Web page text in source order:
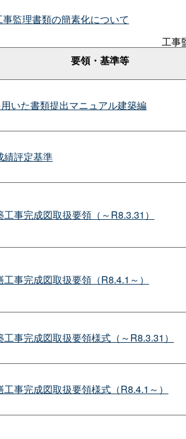
監理書類の簡素化について
工事
要領・基準等
いた書類提出マニュアル建築編
績評定基準
事完成図取扱要領（～R8.3.31）
事完成図取扱要領（R8.4.1～）
事完成図取扱要領様式（～R8.3.31）
事完成図取扱要領様式（R8.4.1～）